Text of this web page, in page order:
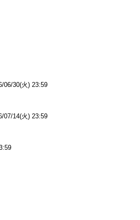
06/30(火) 23:59
07/14(火) 23:59